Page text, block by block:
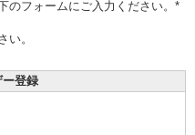
のフォームにご入力ください。*
い。
ー登録